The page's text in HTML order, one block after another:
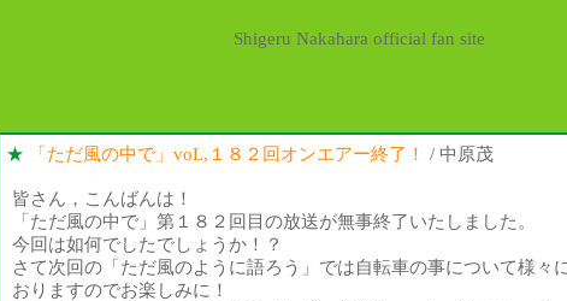
Shigeru Nakahara official fan site
★ 「ただ風の中で」voL,１８２回オンエアー終了！ / 中原茂
皆さん，こんばんは！
「ただ風の中で」第１８２回目の放送が無事終了いたしました。
今回は如何でしたでしょうか！？
さて次回の「ただ風のように語ろう」では自転車の事について様々
おりますのでお楽しみに！